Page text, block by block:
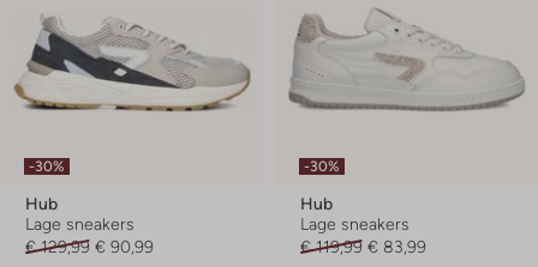
-30%
Hub
Lage sneakers
€ 129,99 € 90,99
-30%
Hub
Lage sneakers
€ 119,99 € 83,99